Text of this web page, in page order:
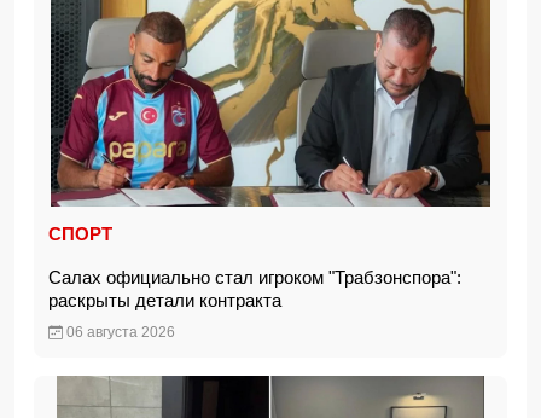
СПОРТ
Салах официально стал игроком "Трабзонспора":
раскрыты детали контракта
06 августа 2026